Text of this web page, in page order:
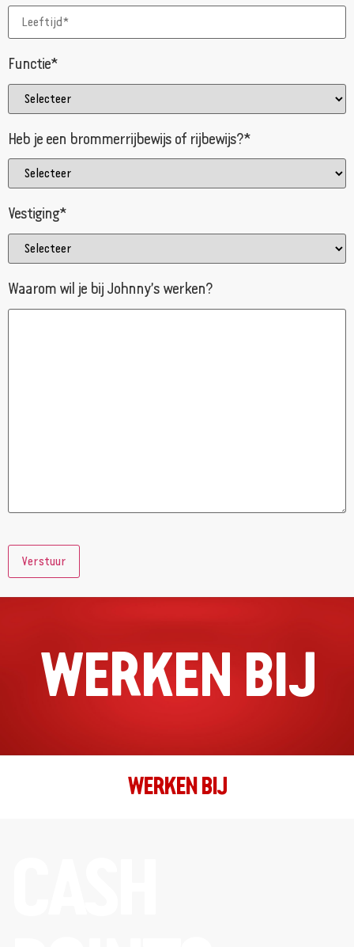
Functie*
Heb je een brommerrijbewijs of rijbewijs?*
Vestiging*
Waarom wil je bij Johnny’s werken?
WERKEN BIJ
WERKEN BIJ